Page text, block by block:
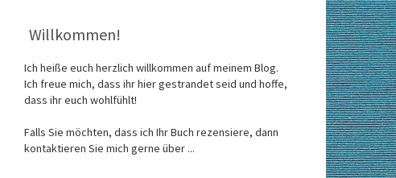
Willkommen!
Ich heiße euch herzlich willkommen auf meinem Blog.
Ich freue mich, dass ihr hier gestrandet seid und hoffe,
dass ihr euch wohlfühlt!
Falls Sie möchten, dass ich Ihr Buch rezensiere, dann
kontaktieren Sie mich gerne über ...